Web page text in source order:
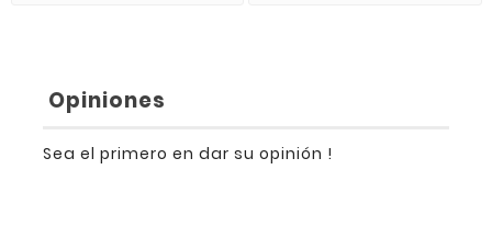
Opiniones
Sea el primero en dar su opinión !